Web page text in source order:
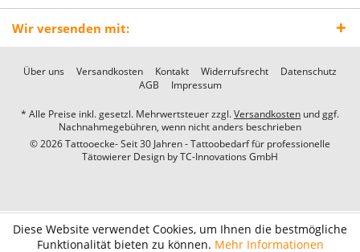
Wir versenden mit:
Über uns Versandkosten Kontakt Widerrufsrecht
Datenschutz
AGB
Impressum
* Alle Preise inkl. gesetzl. Mehrwertsteuer zzgl.Versandkosten und ggf.
Nachnahmegebühren, wenn nicht anders beschrieben
© 2026 Tattooecke- Seit 30 Jahren - Tattoobedarf für professionelle
Tätowierer Design byTC-Innovations GmbH
Diese Website verwendet Cookies, um Ihnen die bestmögliche
Funktionalität bieten zu können. Mehr Informationen